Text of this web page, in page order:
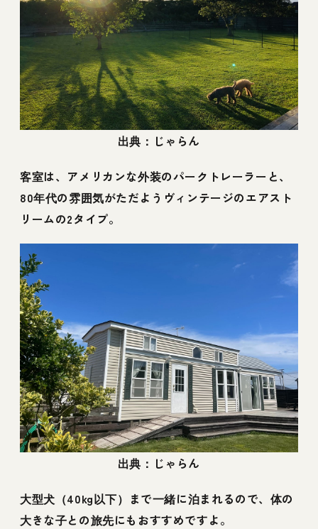
出典：じゃらん
客室は、アメリカンな外装のパークトレーラーと、
80年代の雰囲気がただようヴィンテージのエアスト
リームの2タイプ。
出典：じゃらん
大型犬（40kg以下）まで一緒に泊まれるので、体の
大きな子との旅先にもおすすめですよ。